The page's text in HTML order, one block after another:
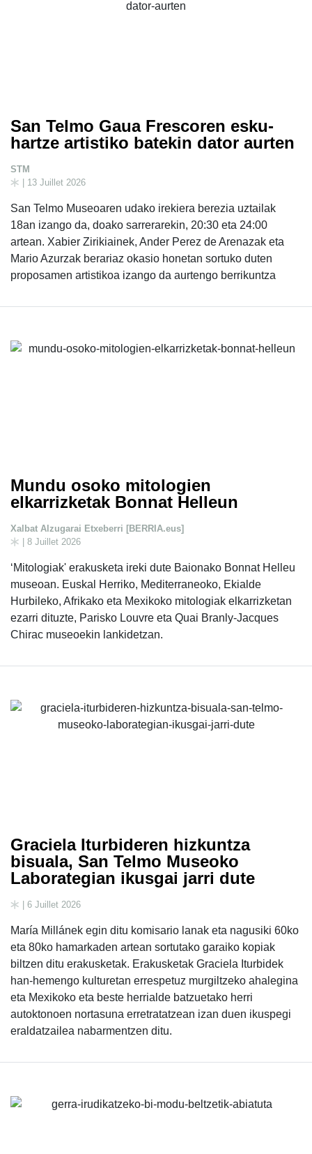
San Telmo Gaua Frescoren esku-
hartze artistiko batekin dator aurten
STM
| 13 Juillet 2026
San Telmo Museoaren udako irekiera berezia uztailak
18an izango da, doako sarrerarekin, 20:30 eta 24:00
artean. Xabier Zirikiainek, Ander Perez de Arenazak eta
Mario Azurzak berariaz okasio honetan sortuko duten
proposamen artistikoa izango da aurtengo berrikuntza
Mundu osoko mitologien
elkarrizketak Bonnat Helleun
Xalbat Alzugarai Etxeberri [BERRIA.eus]
| 8 Juillet 2026
‘Mitologiak' erakusketa ireki dute Baionako Bonnat Helleu
museoan. Euskal Herriko, Mediterraneoko, Ekialde
Hurbileko, Afrikako eta Mexikoko mitologiak elkarrizketan
ezarri dituzte, Parisko Louvre eta Quai Branly-Jacques
Chirac museoekin lankidetzan.
Graciela Iturbideren hizkuntza
bisuala, San Telmo Museoko
Laborategian ikusgai jarri dute
| 6 Juillet 2026
María Millánek egin ditu komisario lanak eta nagusiki 60ko
eta 80ko hamarkaden artean sortutako garaiko kopiak
biltzen ditu erakusketak. Erakusketak Graciela Iturbidek
han-hemengo kulturetan errespetuz murgiltzeko ahalegina
eta Mexikoko eta beste herrialde batzuetako herri
autoktonoen nortasuna erretratatzean izan duen ikuspegi
eraldatzailea nabarmentzen ditu.